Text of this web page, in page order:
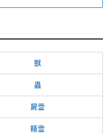
獣
蟲
屍霊
精霊